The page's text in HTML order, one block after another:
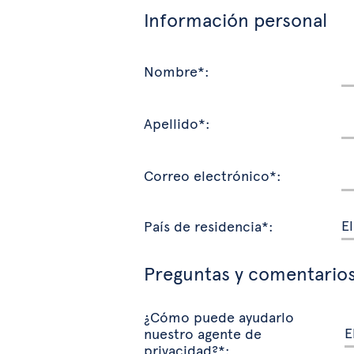
Información personal
Nombre*:
Apellido*:
Correo electrónico*:
País de residencia*:
Preguntas y
¿Cómo puede ayudarlo
nuestro agente de
privacidad?*: